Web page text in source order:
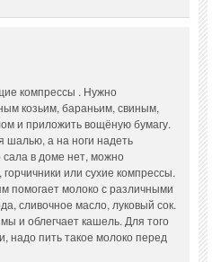
компрессы . Нужно
козьим, бараньим, свиным,
и приложить вощёную бумагу.
шалью, а на ноги надеть
сала в доме нет, можно
или сухие компрессы.
помогает молоко с различными
сливочное масло, луковый сок.
и облегчает кашель. Для того
надо пить такое молоко перед